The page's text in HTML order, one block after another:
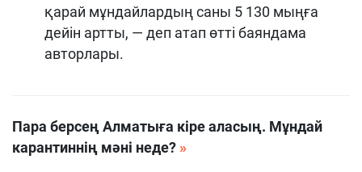
қарай мұндайлардың саны 5 130 мыңға
дейін артты, — деп атап өтті баяндама
авторлары.
Пара берсең Алматыға кіре аласың. Мұндай
карантиннің мәні неде?